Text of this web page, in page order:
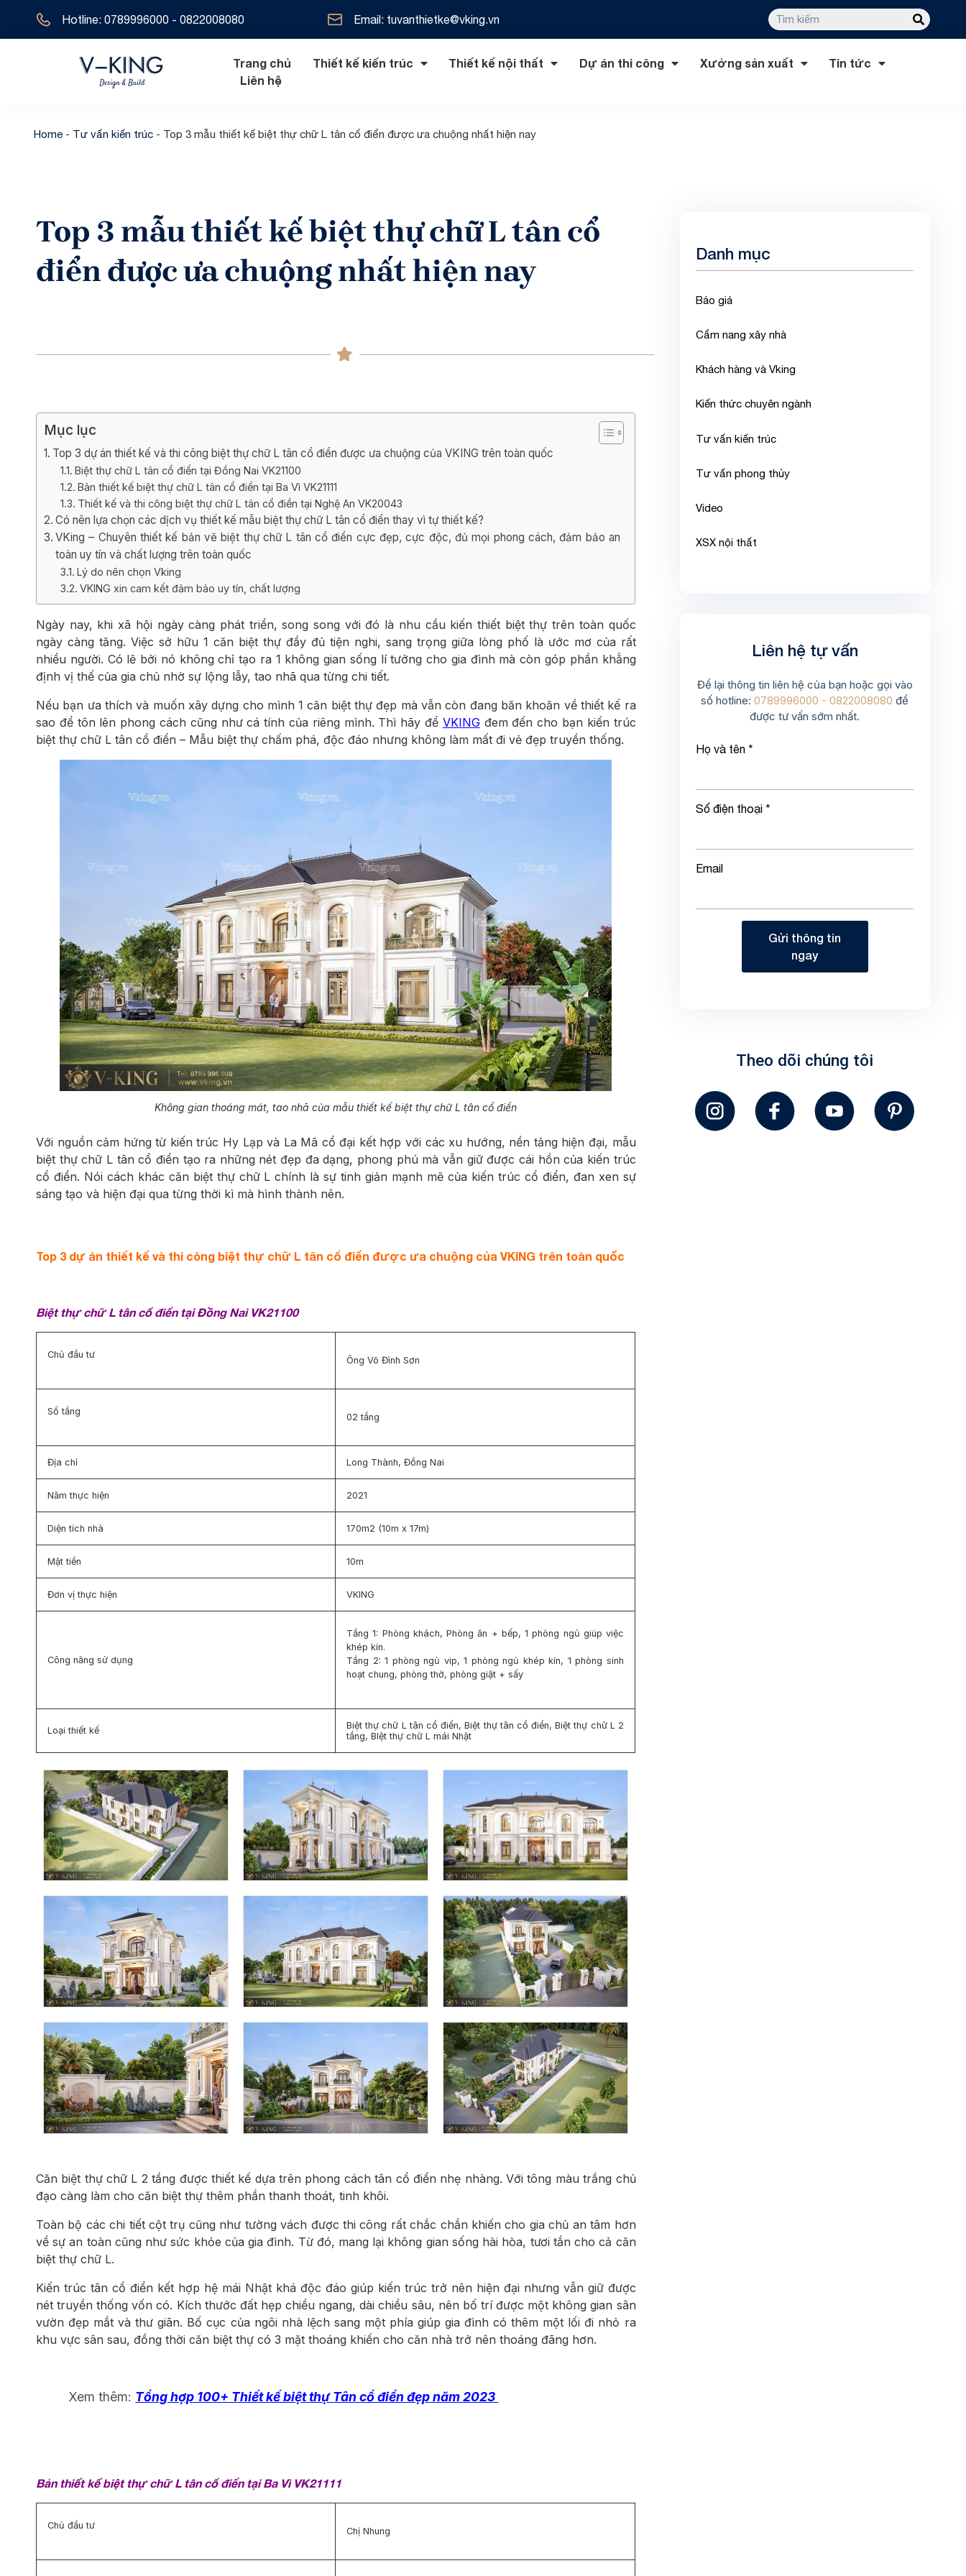
Hotline: 0789996000 - 0822008080 Email: tuvanthietke@vking.vn
Trang chủ Thiết kế kiến trúc
Biệt thự cổ điển
Biệt thự địa trung hải
Biệt thự 1 tầng
Thiết kế khách sạn
Thiết kế nhà hàng
Thiết kế nội thất
Nội thất cổ điển Nội thất phòng ngủ Nội thất chung cư
Dự án thi công Xưởng sản xuất
Tin tức
Liên hệ
Home- Tư vấn kiến trúc- Top 3 mẫu thiết kế biệt thự chữ L tân cổ điển được ưa chuộng nhất hiện nay
Top 3 mẫu thiết kế biệt thự chữ L tân cổ
điển được ưa chuộng nhất hiện nay
Mục lục
Top 3 dự án thiết kế và thi công biệt thự chữ L tân cổ điển được ưa chuộng của VKING trên toàn quốc
Biệt thự chữ L tân cổ điển tại Đồng Nai VK21100
Bản thiết kế biệt thự chữ L tân cổ điển tại Ba Vì VK21111
Thiết kế và thi công biệt thự chữ L tân cổ điển tại Nghệ An VK20043
Có nên lựa chọn các dịch vụ thiết kế mẫu biệt thự chữ L tân cổ điển thay vì tự thiết kế?
VKing – Chuyên thiết kế bản vẽ biệt thự chữ L tân cổ điển cực đẹp, cực độc, đủ mọi phong cách, đảm bảo an
toàn uy tín và chất lượng trên toàn quốc
Lý do nên chọn Vking
VKING xin cam kết đảm bảo uy tín, chất lượng
Ngày nay, khi xã hội ngày càng phát triển, song song với đó là nhu cầu kiến thiết biệt thự trên toàn quốc
ngày càng tăng. Việc sở hữu 1 căn biệt thự đầy đủ tiện nghi, sang trọng giữa lòng phố là ước mơ của rất
nhiều người. Có lẽ bởi nó không chỉ tạo ra 1 không gian sống lí tưởng cho gia đình mà còn góp phần khẳng
định vị thế của gia chủ nhờ sự lộng lẫy, tao nhã qua từng chi tiết.
Nếu bạn ưa thích và muốn xây dựng cho mình 1 căn biệt thự đẹp mà vẫn còn đang băn khoăn về thiết kế ra
sao để tôn lên phong cách cũng như cá tính của riêng mình. Thì hãy để VKINGđem đến cho bạn kiến trúc
biệt thự chữ L tân cổ điển – Mẫu biệt thự chấm phá, độc đáo nhưng không làm mất đi vẻ đẹp truyền thống.
Không gian thoáng mát, tao nhã của mẫu thiết kế biệt thự chữ L tân cổ điển
Với nguồn cảm hứng từ kiến trúc Hy Lạp và La Mã cổ đại kết hợp với các xu hướng, nền tảng hiện đại, mẫu
biệt thự chữ L tân cổ điển tạo ra những nét đẹp đa dạng, phong phú mà vẫn giữ được cái hồn của kiến trúc
cổ điển. Nói cách khác căn biệt thự chữ L chính là sự tinh giản mạnh mẽ của kiến trúc cổ điển, đan xen sự
sáng tạo và hiện đại qua từng thời kì mà hình thành nên.
Top 3 dự án thiết kế và thi công biệt thự chữ L tân cổ điển được ưa chuộng của VKING trên toàn quốc
Biệt thự chữ L tân cổ điển tại Đồng Nai VK21100
Chủ đầu tư
Ông Võ Đình Sơn
Số tầng
02 tầng
Địa chỉ Long Thành, Đồng Nai
Năm thực hiện 2021
Diện tích nhà 170m2 (10m x 17m)
Mặt tiền 10m
Đơn vị thực hiện VKING
Công năng sử dụng
Tầng 1: Phòng khách, Phòng ăn + bếp, 1 phòng ngủ giúp việc
khép kín.
Tầng 2: 1 phòng ngủ vip, 1 phòng ngủ khép kín, 1 phòng sinh
hoạt chung, phòng thờ, phòng giặt + sấy
Loại thiết kế
Biệt thự chữ L tân cổ điển, Biệt thự tân cổ điển, Biệt thự chữ L 2
tầng, BIệt thự chữ L mái Nhật
Căn biệt thự chữ L 2 tầng được thiết kế dựa trên phong cách tân cổ điển nhẹ nhàng. Với tông màu trắng chủ
đạo càng làm cho căn biệt thự thêm phần thanh thoát, tinh khôi.
Toàn bộ các chi tiết cột trụ cũng như tường vách được thi công rất chắc chắn khiến cho gia chủ an tâm hơn
về sự an toàn cũng như sức khỏe của gia đình. Từ đó, mang lại không gian sống hài hòa, tươi tắn cho cả căn
biệt thự chữ L.
Kiến trúc tân cổ điển kết hợp hệ mái Nhật khá độc đáo giúp kiến trúc trở nên hiện đại nhưng vẫn giữ được
nét truyền thống vốn có. Kích thước đất hẹp chiều ngang, dài chiều sâu, nên bố trí được một không gian sân
vườn đẹp mắt và thư giãn. Bố cục của ngôi nhà lệch sang một phía giúp gia đình có thêm một lối đi nhỏ ra
khu vực sân sau, đồng thời căn biệt thự có 3 mặt thoáng khiến cho căn nhà trở nên thoáng đãng hơn.
Xem thêm: Tổng hợp 100+ Thiết kế biệt thự Tân cổ điển đẹp năm 2023
Bản thiết kế biệt thự chữ L tân cổ điển tại Ba Vì VK21111
Chủ đầu tư
Chị Nhung
Danh mục
Báo giá
Cẩm nang xây nhà
Khách hàng và Vking
Kiến thức chuyên ngành
Tư vấn kiến trúc
Tư vấn phong thủy
Video
XSX nội thất
Liên hệ tự vấn
Để lại thông tin liên hệ của bạn hoặc gọi vào
số hotline:0789996000 - 0822008080để
được tư vấn sớm nhất.
Họ và tên *
Số điện thoại *
Email
Gửi thông tin
ngay
Theo dõi chúng tôi